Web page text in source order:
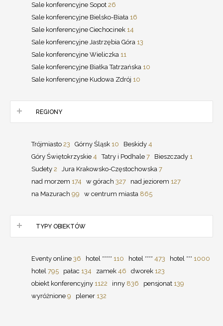
Sale konferencyjne Sopot 26
Sale konferencyjne Bielsko-Biała 16
Sale konferencyjne Ciechocinek 14
Sale konferencyjne Jastrzębia Góra 13
Sale konferencyjne Wieliczka 11
Sale konferencyjne Białka Tatrzańska 10
Sale konferencyjne Kudowa Zdrój 10
REGIONY
Trójmiasto 23 Górny Śląsk 10 Beskidy 4
Góry Świętokrzyskie 4 Tatry i Podhale 7 Bieszczady 1
Sudety 2 Jura Krakowsko-Częstochowska 7
nad morzem 174 w górach 327 nad jeziorem 127
na Mazurach 99 w centrum miasta 865
TYPY OBIEKTÓW
Eventy online 36 hotel ***** 110 hotel **** 473 hotel *** 1000
hotel 795 pałac 134 zamek 46 dworek 123
obiekt konferencyjny 1122 inny 836 pensjonat 139
wyróżnione 9 plener 132